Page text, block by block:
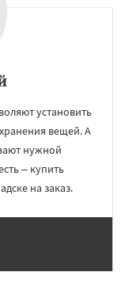
установить
вещей. А
нужной
– купить
на заказ.